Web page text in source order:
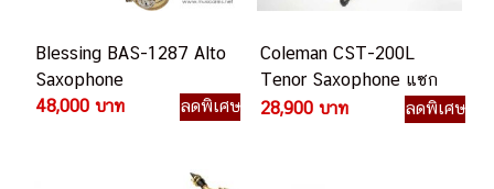
Blessing BAS-1287 Alto
Saxophone
48,000 บาท
ลดพิเศษ
Coleman CST-200L
Tenor Saxophone แซก
โซโฟน
28,900 บาท ลดพิเศษ